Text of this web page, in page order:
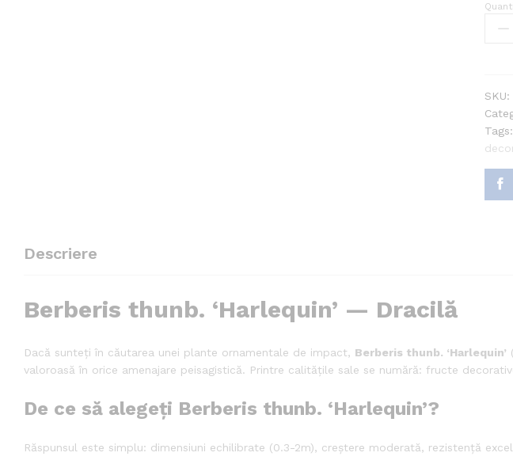
thunb.
SKU:
Tags:
Descriere
Berberis thunb. ‘Harlequin’ — Dracilă
Dacă sunteți în căutarea unei plante ornamentale de impact, Berberis thunb. ‘Harlequin’
valoroasă în orice amenajare peisagistică. Printre calitățile sale se numără: fructe
De ce să alegeți Berberis thunb. ‘Harlequin’?
Răspunsul este simplu: dimensiuni echilibrate (0.3-2m), creștere moderată, rezistență